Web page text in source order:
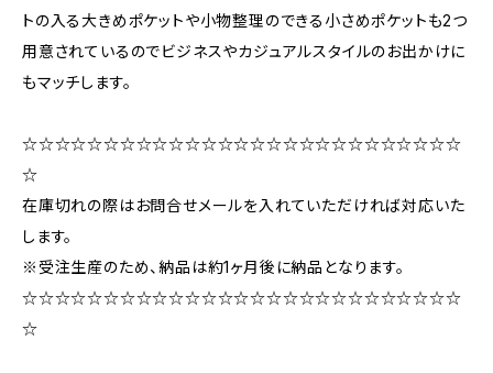
トの入る大きめポケットや小物整理のできる小さめポケットも2つ
用意されているのでビジネスやカジュアルスタイルのお出かけに
もマッチします。
☆☆☆☆☆☆☆☆☆☆☆☆☆☆☆☆☆☆☆☆☆☆☆☆☆☆☆
☆
在庫切れの際はお問合せメールを入れていただければ対応いた
します。
※受注生産のため、納品は約1ヶ月後に納品となります。
☆☆☆☆☆☆☆☆☆☆☆☆☆☆☆☆☆☆☆☆☆☆☆☆☆☆☆
☆